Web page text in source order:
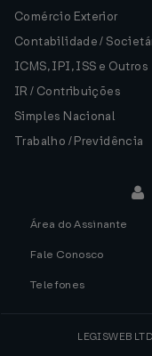
Comércio Exterior
Contabilidade /
ICMS, IPI, ISS e Outros
IR / Contribuições
Simples Nacional
Trabalho / Previdência
Área do Assinante
Fale Conosco
Telefones
LEGISWEB